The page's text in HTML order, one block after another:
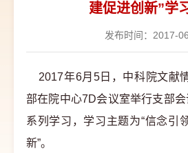
建促进创新”学
发布时间：2017-
2017年6月5日，中科院文献
部在院中心7D会议室举行支部会
系列学习，学习主题为“信念引
新”。